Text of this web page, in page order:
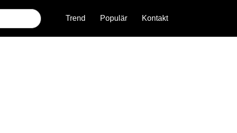
Trend Populär Kontakt